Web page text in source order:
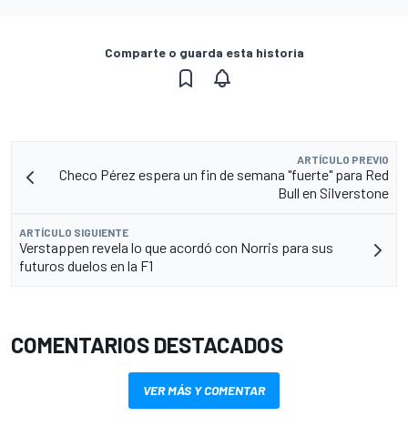
Comparte o guarda esta historia
ARTÍCULO PREVIO
Checo Pérez espera un fin de semana "fuerte" para Red
Bull en Silverstone
ARTÍCULO SIGUIENTE
Verstappen revela lo que acordó con Norris para sus
futuros duelos en la F1
COMENTARIOS DESTACADOS
VER MÁS Y COMENTAR